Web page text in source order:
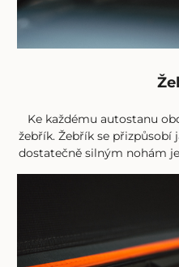
Ke každému autostanu
žebřík. Žebřík se
dostatečně silným nohám